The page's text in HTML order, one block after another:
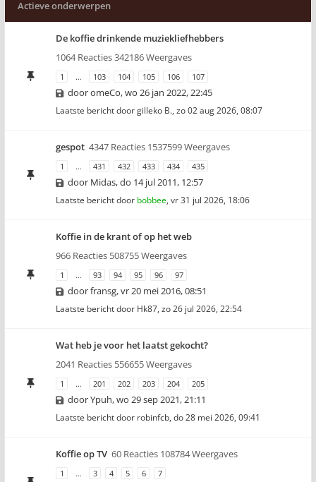
Actieve onderwerpen
De koffie drinkende muziekliefhebbers
1064 Reacties 342186 Weergaves
1 … 103 104 105 106 107
dooromeCo,wo 26 jan 2022, 22:45
Laatste bericht doorgilleko B., zo 02 aug 2026, 08:07
gespot 4347 Reacties 1537599 Weergaves
1 … 431 432 433 434 435
door Midas,do 14 jul 2011, 12:57
Laatste bericht door bobbee, vr 31 jul 2026, 18:06
Koffie in de krant of op het web
966 Reacties 508755 Weergaves
1 … 93 94 95 96 97
doorfransg,vr 20 mei 2016, 08:51
Laatste bericht door Hk87, zo 26 jul 2026, 22:54
Wat heb je voor het laatst gekocht?
2041 Reacties 556655 Weergaves
1 … 201 202 203 204 205
doorYpuh,wo 29 sep 2021, 21:11
Laatste bericht door robinfcb, do 28 mei 2026, 09:41
Koffie op TV 60 Reacties 108784 Weergaves
1 … 3 4 5 6 7